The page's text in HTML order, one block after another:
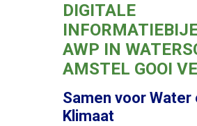
DIGITALE
AWP IN
AMSTEL GOOI
Samen voor Water
Klimaat